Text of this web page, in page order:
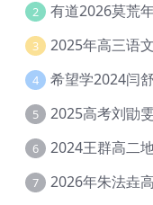
2
3
4
5
6 2024王群高二
7 2026年朱法垚